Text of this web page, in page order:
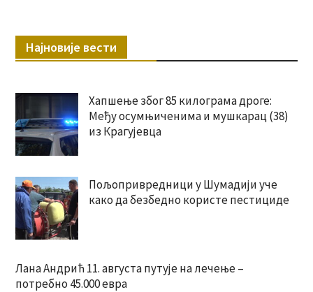
Најновије вести
Хапшење због 85 килограма дроге:
Међу осумњиченима и мушкарац (38)
из Крагујевца
Пољопривредници у Шумадији уче
како да безбедно користе пестициде
Лана Андрић 11. августа путује на лечење –
потребно 45.000 евра